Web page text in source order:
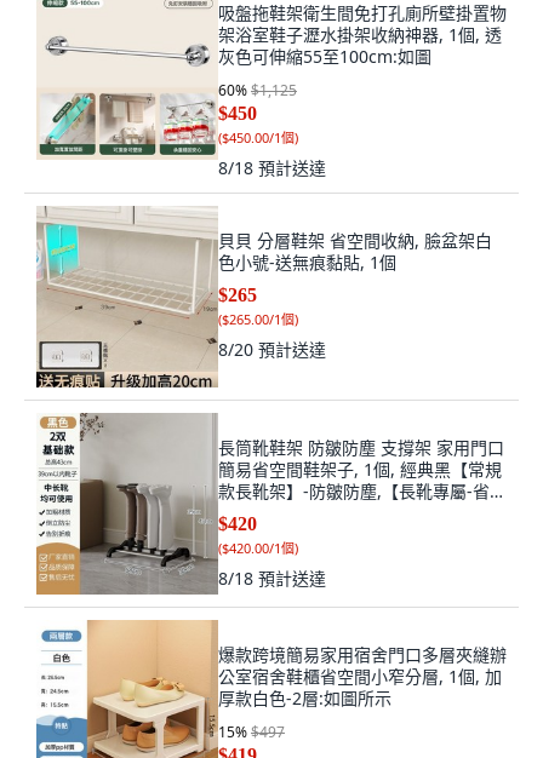
吸盤拖鞋架衛生間免打孔廁所壁掛置物
架浴室鞋子瀝水掛架收納神器, 1個, 透
灰色可伸縮55至100cm:如圖
60%$1,125
$450
($450.00/1個)
8/18 預計送達
貝貝 分層鞋架 省空間收納, 臉盆架白
色小號-送無痕黏貼, 1個
$265
($265.00/1個)
8/20 預計送達
長筒靴鞋架 防皺防塵 支撐架 家用門口
簡易省空間鞋架子, 1個, 經典黑【常規
款長靴架】-防皺防塵,【長靴專屬-省空
間收納】, 經典黑
$420
($420.00/1個)
8/18 預計送達
爆款跨境簡易家用宿舍門口多層夾縫辦
公室宿舍鞋櫃省空間小窄分層, 1個, 加
厚款白色-2層:如圖所示
15%$497